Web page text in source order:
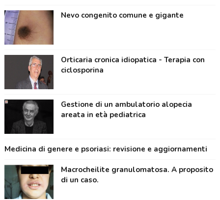
Nevo congenito comune e gigante
Orticaria cronica idiopatica - Terapia con
ciclosporina
Gestione di un ambulatorio alopecia
areata in età pediatrica
Medicina di genere e psoriasi: revisione e aggiornamenti
Macrocheilite granulomatosa. A proposito
di un caso.